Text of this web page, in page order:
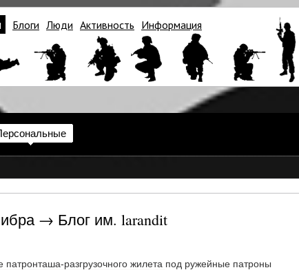
Блоги Люди Активность Информация
→ Блог им. larandit
разгрузочного жилета под ружейные патроны